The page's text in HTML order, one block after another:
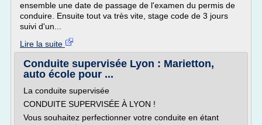
ensemble une date de passage de l'examen du permis de
conduire. Ensuite tout va très vite, stage code de 3 jours
suivi d'un...
Lire la suite
Conduite supervisée Lyon : Marietton,
auto école pour ...
La conduite supervisée
CONDUITE SUPERVISÉE À LYON !
Vous souhaitez perfectionner votre conduite en étant